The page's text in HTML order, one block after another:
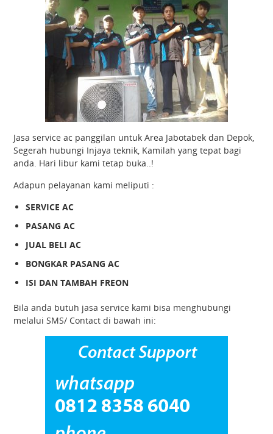
Jasa service ac panggilan untuk Area Jabotabek dan Depok,
Segerah hubungi Injaya teknik, Kamilah yang tepat bagi
anda. Hari libur kami tetap buka..!
Adapun pelayanan kami meliputi :
SERVICE AC
PASANG AC
JUAL BELI AC
BONGKAR PASANG AC
ISI DAN TAMBAH FREON
Bila anda butuh jasa service kami bisa menghubungi
melalui SMS/ Contact di bawah ini: